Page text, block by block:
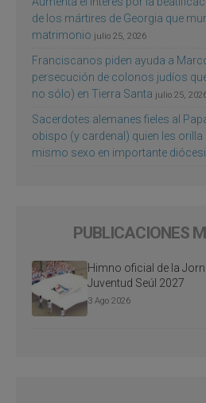
de los mártires de Georgia que
matrimonio julio 25, 2026
Franciscanos piden ayuda a
persecución de colonos judíos
no sólo) en Tierra Santa julio 25,
Sacerdotes alemanes fieles al
obispo (y cardenal) quien les orilla
mismo sexo en importante
PUBLICACIONES
Himno oficial de la
Juventud Seúl 2027
3 Ago 2026